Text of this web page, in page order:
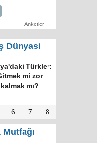
Anketler →
Dünyasi
Türkler:
mi zor
kalmak mı?
6 7 8
Mutfağı